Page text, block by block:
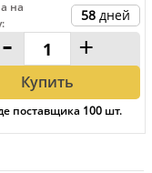
на
: 58 дней
- +
Купить
поставщика 100 шт.